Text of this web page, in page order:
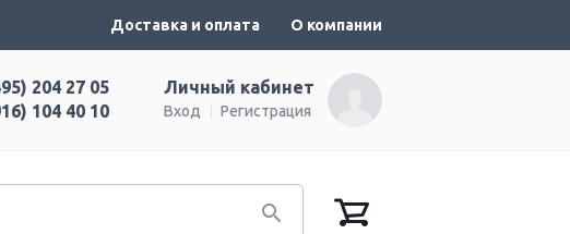
Доставка и оплата О компании
Личный кабинет
Вход Регистрация
204 27 05
104 40 10